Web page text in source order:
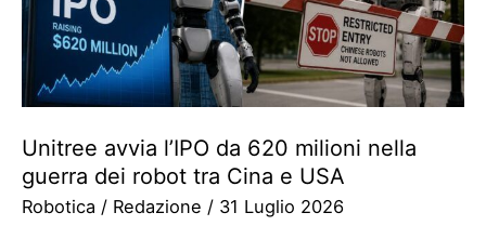
Unitree avvia l’IPO da 620 milioni nella
guerra dei robot tra Cina e USA
Robotica / Redazione / 31 Luglio 2026